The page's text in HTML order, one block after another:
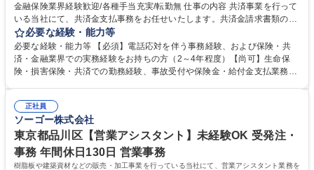
金融保険業界経験歓迎/各種手当充実/転勤無 仕事の内容 共済事業を行って
いる当社にて、共済金支払事務をお任せいたします。共済金請求書類の受
付・内容確認・審査・データ入力のほか、加入者様や医療機関等からの問
い合わせ電話対応や書類発送等を担当します。 ■共済金請求書類の受付、
内容確認、および共済金支払に関する審査・事務処理業務全般を担当 ■専
用システムへのデータ入力、各種必要書類の作成・発送作業 ■加入者様や
指定する業務 募集職種 横浜市【共済金支払事務】金融保険業界経験歓迎/
各種手当充実/転勤無
必要な経験・能力等
必要な経験・能力等 【必須】電話応対を伴う事務経験、および保険・共
済・金融業界での実務経験をお持ちの方（2～4年程度）【尚可】生命保
険・損害保険・共済での勤務経験、事故受付や保険金・給付金支払業務経
務へのキャリアチェンジ希望者も大歓迎です！ 学歴・資格 学歴：大学院
大学 高専 短大 専修学校 高校 語学力： 資格：
正社員
ソーゴー株式会社
東京都品川区【営業アシスタント】未経験OK 受発注・
事務 年間休日130日 営業事務
樹脂板や建築資材などの販売・加工事業を行っている当社にて、営業アシスタント業務を